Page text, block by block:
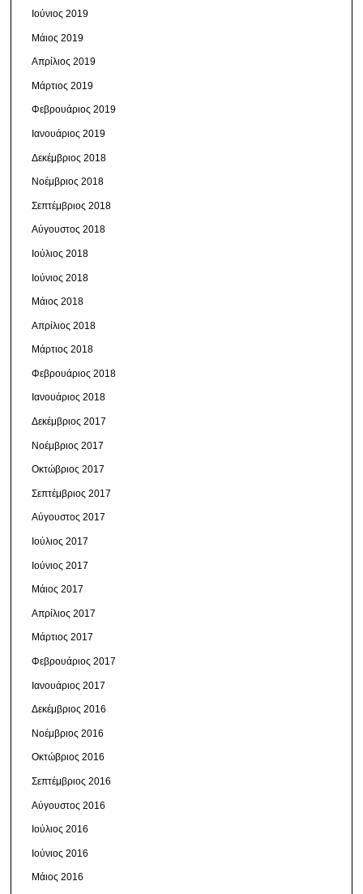
Ιούνιος 2019
Μάιος 2019
Απρίλιος 2019
Μάρτιος 2019
Φεβρουάριος 2019
Ιανουάριος 2019
Δεκέμβριος 2018
Νοέμβριος 2018
Σεπτέμβριος 2018
Αύγουστος 2018
Ιούλιος 2018
Ιούνιος 2018
Μάιος 2018
Απρίλιος 2018
Μάρτιος 2018
Φεβρουάριος 2018
Ιανουάριος 2018
Δεκέμβριος 2017
Νοέμβριος 2017
Οκτώβριος 2017
Σεπτέμβριος 2017
Αύγουστος 2017
Ιούλιος 2017
Ιούνιος 2017
Μάιος 2017
Απρίλιος 2017
Μάρτιος 2017
Φεβρουάριος 2017
Ιανουάριος 2017
Δεκέμβριος 2016
Νοέμβριος 2016
Οκτώβριος 2016
Σεπτέμβριος 2016
Αύγουστος 2016
Ιούλιος 2016
Ιούνιος 2016
Μάιος 2016